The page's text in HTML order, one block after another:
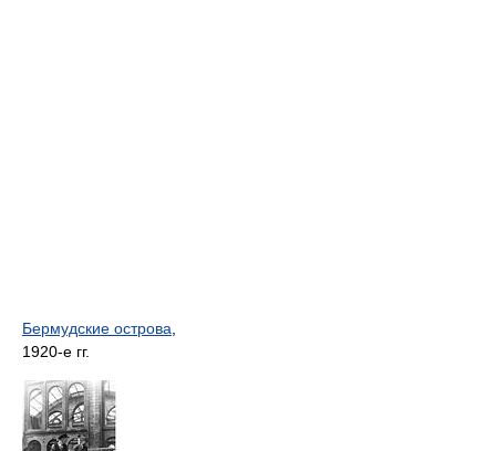
Бермудские острова
1920-е гг.